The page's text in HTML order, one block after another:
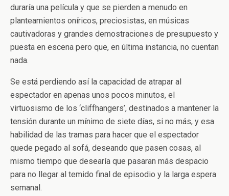
duraría una película y que se pierden a menudo en
planteamientos oníricos, preciosistas, en músicas
cautivadoras y grandes demostraciones de presupuesto y
puesta en escena pero que, en última instancia, no cuentan
nada.
Se está perdiendo así la capacidad de atrapar al
espectador en apenas unos pocos minutos, el
virtuosismo de los ‘cliffhangers’, destinados a mantener la
tensión durante un mínimo de siete días, si no más, y esa
habilidad de las tramas para hacer que el espectador
quede pegado al sofá, deseando que pasen cosas, al
mismo tiempo que desearía que pasaran más despacio
para no llegar al temido final de episodio y la larga espera
semanal.